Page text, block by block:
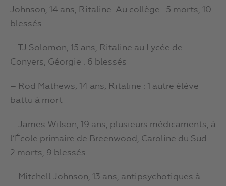
Johnson, 14 ans, Ritaline. Au collège : 5 morts, 10
blessés
– TJ Solomon, 15 ans, Ritaline au Lycée de
Conyers, Géorgie : 6 blessés
– Rod Mathews, 14 ans, Ritaline : 1 autre élève
battu à mort
– James Wilson, 19 ans, plusieurs médicaments, à
l’École primaire de Breenwood, Caroline du Sud :
2 morts, 9 blessés
– Mitchell Johnson, 13 ans, antipsychotiques à